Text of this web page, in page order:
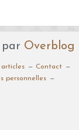
par Overblog
articles
Contact
personnelles